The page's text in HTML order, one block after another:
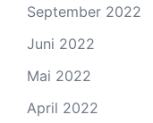
September 2022
Juni 2022
Mai 2022
April 2022